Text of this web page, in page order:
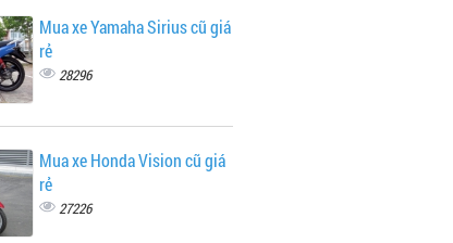
Mua xe Yamaha Sirius cũ giá
rẻ
28296
Mua xe Honda Vision cũ giá
rẻ
27226